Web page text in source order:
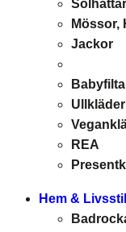
Mössor,
Jackor
Ullkläder
REA
Hem & Livsstil